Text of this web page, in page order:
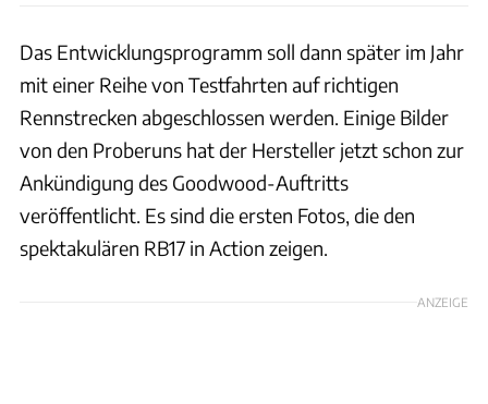
Das Entwicklungsprogramm soll dann später im Jahr
mit einer Reihe von Testfahrten auf richtigen
Rennstrecken abgeschlossen werden. Einige Bilder
von den Proberuns hat der Hersteller jetzt schon zur
Ankündigung des Goodwood-Auftritts
veröffentlicht. Es sind die ersten Fotos, die den
spektakulären RB17 in Action zeigen.
ANZEIGE